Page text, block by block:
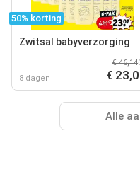
50% korting
Zwitsal babyverzorging
8 dagen
€ 46,14
€
Alle